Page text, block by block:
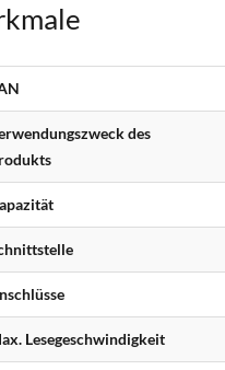
des
Lesegeschwindigkeit